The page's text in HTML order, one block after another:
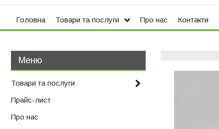
Головна Товари та послуги Про нас Контакти
Товари та послуги
Прайс-лист
Про нас